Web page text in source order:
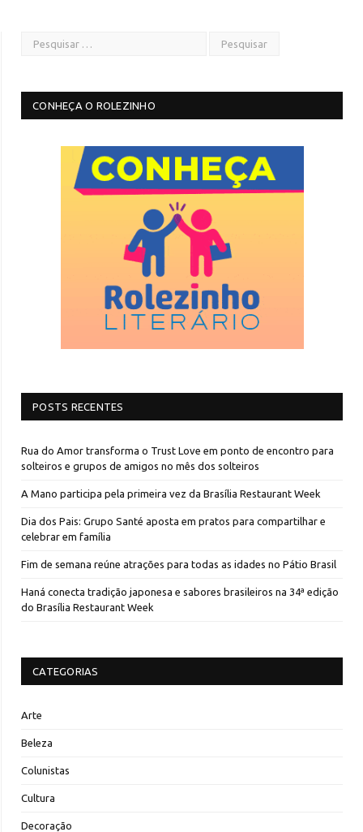
CONHEÇA O ROLEZINHO
POSTS RECENTES
Rua do Amor transforma o Trust Love em ponto de encontro para
solteiros e grupos de amigos no mês dos solteiros
A Mano participa pela primeira vez da Brasília Restaurant Week
Dia dos Pais: Grupo Santé aposta em pratos para compartilhar e
celebrar em família
Fim de semana reúne atrações para todas as idades no Pátio Brasil
Haná conecta tradição japonesa e sabores brasileiros na 34ª edição
do Brasília Restaurant Week
CATEGORIAS
Arte
Beleza
Colunistas
Cultura
Decoração